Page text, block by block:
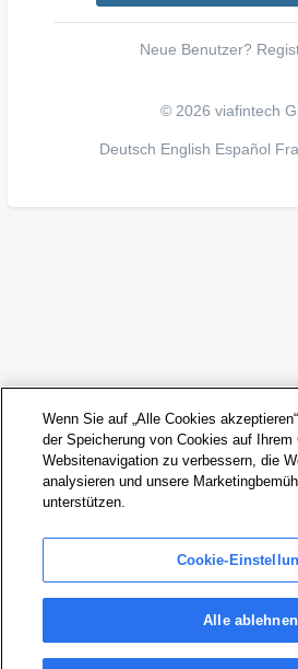
Neue Benutzer?
© 2026 viafintech
Deutsch English Español
Wenn Sie auf „Alle Cookies
der Speicherung von Cookies auf
Websitenavigation zu verbessern, die
analysieren und unsere
unterstützen.
Cookie-
Alle ablehnen